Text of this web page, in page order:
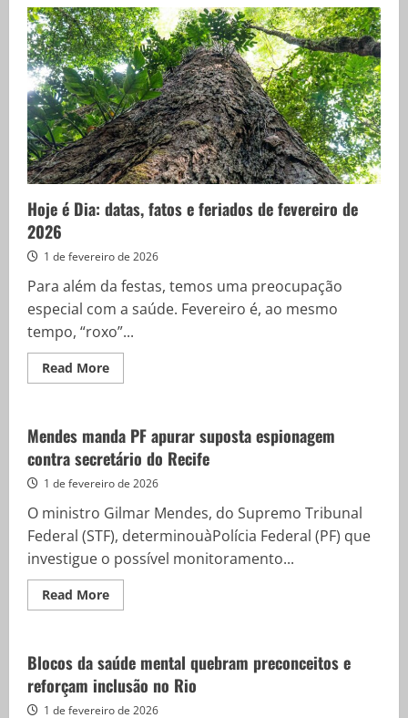
e
Arsenal
jogam
em
Londres
pelo
sonho
do
título
mundial
Hoje é Dia: datas, fatos e feriados de fevereiro de
2026
1 de fevereiro de 2026
Para além da festas, temos uma preocupação
especial com a saúde. Fevereiro é, ao mesmo
tempo, “roxo”...
Read MoreRead
more
Dia:
datas,
fatos
e
feriados
fevereiro
de
2026
Mendes manda PF apurar suposta espionagem
contra secretário do Recife
1 de fevereiro de 2026
O ministro Gilmar Mendes, do Supremo Tribunal
Federal (STF), determinouàPolícia Federal (PF) que
investigue o possível monitoramento...
Read MoreRead
more
PF
apurar
suposta
espionagem
contra
Blocos da saúde mental quebram preconceitos e
reforçam inclusão no Rio
1 de fevereiro de 2026